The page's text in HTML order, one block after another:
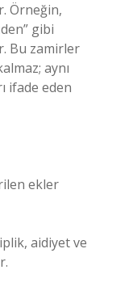
Örneğin,
gibi
Bu zamirler
aynı
ifade eden
ekler
aidiyet ve